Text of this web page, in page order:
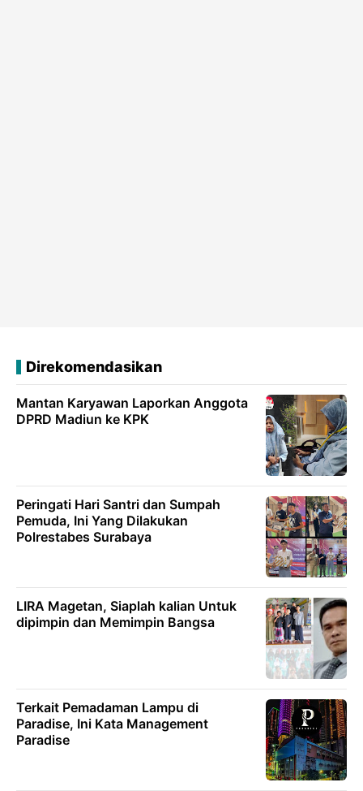
Direkomendasikan
Mantan Karyawan Laporkan Anggota
DPRD Madiun ke KPK
Peringati Hari Santri dan Sumpah
Pemuda, Ini Yang Dilakukan
Polrestabes Surabaya
LIRA Magetan, Siaplah kalian Untuk
dipimpin dan Memimpin Bangsa
Terkait Pemadaman Lampu di
Paradise, Ini Kata Management
Paradise